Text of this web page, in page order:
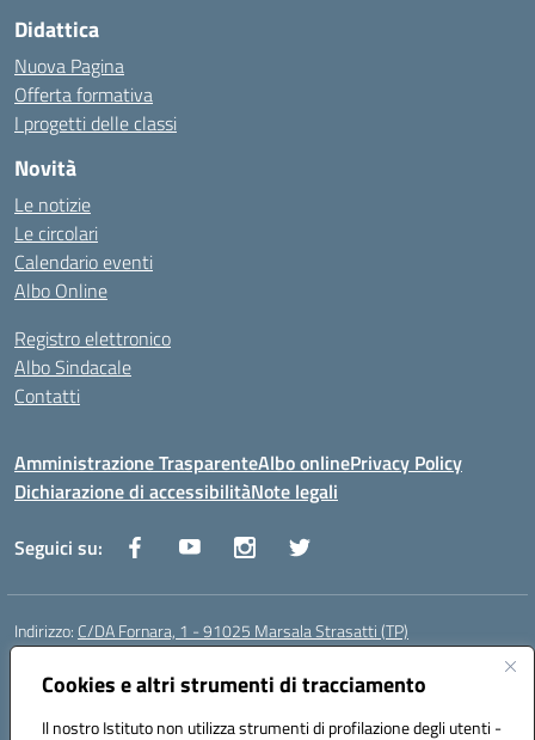
Cookies e altri strumenti di tracciamento
Il nostro Istituto non utilizza strumenti di profilazione degli utenti -
Didattica
Nuova Pagina
Offerta formativa
I progetti delle classi
Novità
Le notizie
Le circolari
Calendario eventi
Albo Online
Registro elettronico
Albo Sindacale
Contatti
Amministrazione TrasparenteAlbo onlinePrivacy Policy
Dichiarazione di accessibilitàNote legali
Seguici su:
Indirizzo: C/DA Fornara, 1 - 91025 Marsala Strasatti (TP)
Centralino:
Posta elettronica certificata (PEC):tpic81600v@pec.istruzione.it
Codice fiscale: 82006360810